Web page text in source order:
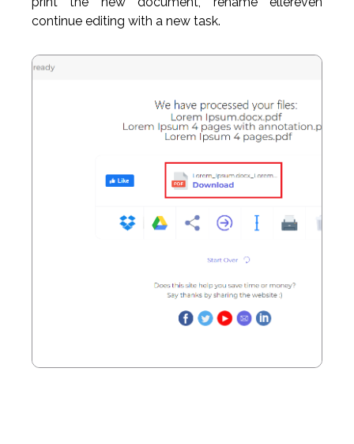
continue editing with a new task.